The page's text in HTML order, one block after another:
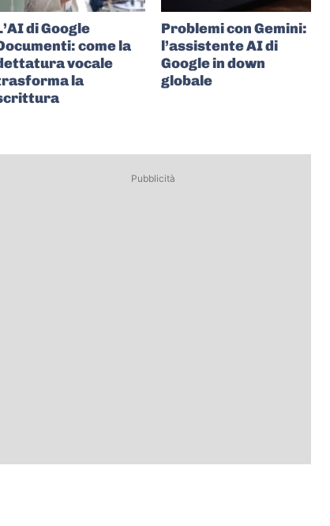
di Google
come la
vocale
la
Problemi con Gemini:
l’assistente AI di
Google in down
globale
Pubblicità